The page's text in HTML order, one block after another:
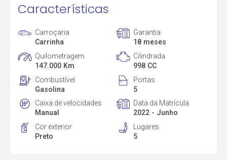
Características
Carroçaria
Carrinha
Garantia
18 meses
Quilometragem
147.000 Km
Cilindrada
998 CC
Combustível
Gasolina
Portas
5
Caixa de velocidades
Manual
Data da Matrícula
2022 - Junho
Cor exterior
Preto
Lugares
5